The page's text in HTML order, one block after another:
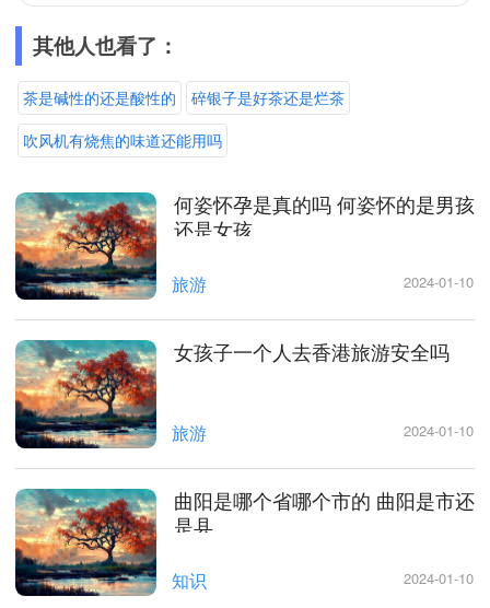
其他人也看了：
茶是碱性的还是酸性的
碎银子是好茶还是烂茶
吹风机有烧焦的味道还能用吗
何姿怀孕是真的吗 何姿怀的是男孩
还是女孩
旅游 2024-01-10
女孩子一个人去香港旅游安全吗
旅游 2024-01-10
曲阳是哪个省哪个市的 曲阳是市还
是县
知识 2024-01-10